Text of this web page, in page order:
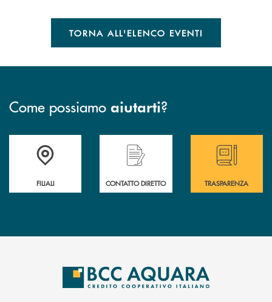
TORNA ALL'ELENCO EVENTI
Come possiamo aiutarti?
Trova la filiale più vicina a te
FILIALI
Hai bisogno di assistenza immediata ?
CONTATTO DIRETTO
Hai bisogno di
TRASPARENZA